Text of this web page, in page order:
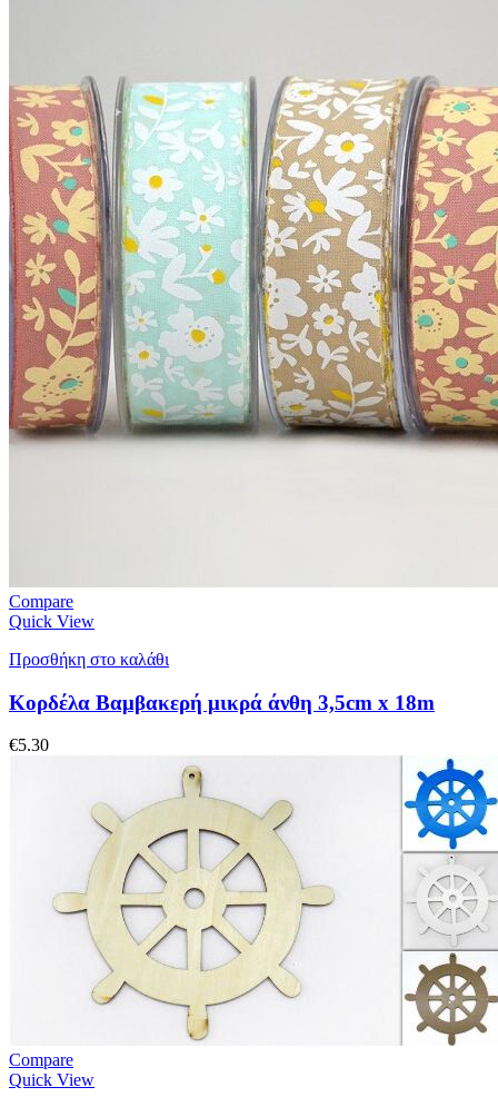
Compare
Quick View
Προσθήκη στο καλάθι
Κορδέλα Βαμβακερή μικρά άνθη 3,5cm x 18m
€5.30
Compare
Quick View